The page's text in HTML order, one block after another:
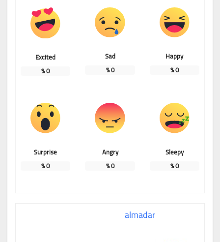
Happy
0
%
Sad
0
%
Excited
0
%
Sleepy
0
%
Angry
0
%
Surprise
0
%
almadar